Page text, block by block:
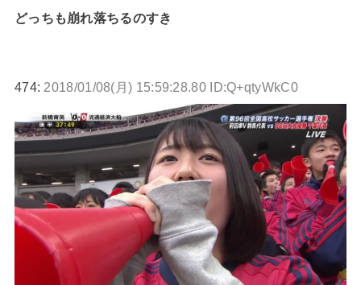
どっちも崩れ落ちるのすき
474: 2018/01/08(月) 15:59:28.80 ID:Q+qtyWkC0